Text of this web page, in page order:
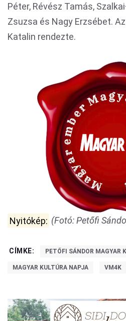
Péter, Révész Tamás,
Zsuzsa és Nagy Erzsébet.
Katalin rendezte.
Nyitókép: (Fotó: Petőfi
CÍMKE: PETŐFI SÁNDOR MAGYAR
MAGYAR KULTÚRA NAPJA VM4K